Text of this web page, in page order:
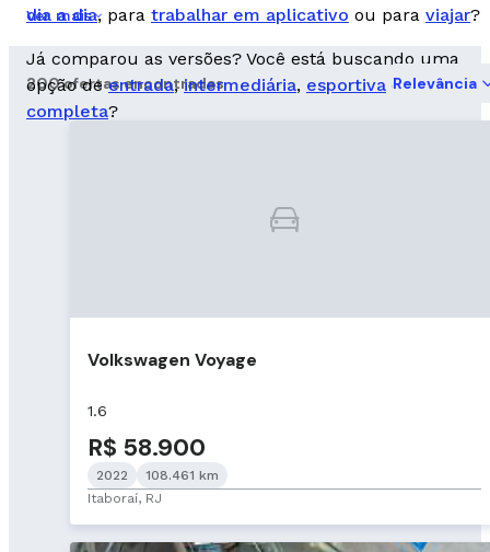
dia a dia, para trabalhar em aplicativo ou para viajar?
Já comparou as versões? Você está buscando uma
opção deentrada,intermediária, esportiva ou
completa?
Ver mais
200 ofertas encontradas Relevância
Volkswagen Voyage
1.6
R$ 58.900
2022
108.461 km
Itaboraí, RJ